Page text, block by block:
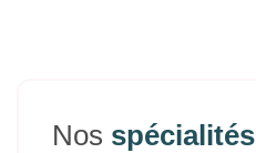
Nos spécialités